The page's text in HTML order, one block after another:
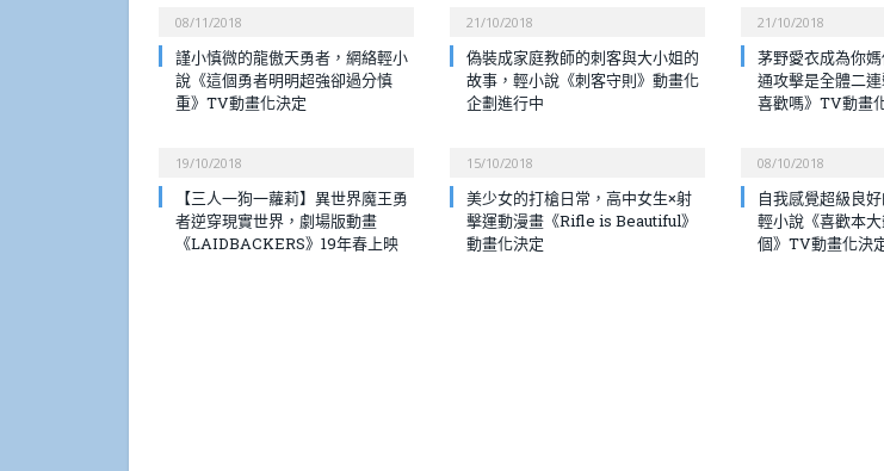
08/11/2018
謹小慎微的龍傲天勇者，網絡輕小
說《這個勇者明明超強卻過分慎
重》TV動畫化決定
21/10/2018
偽裝成家庭教師的刺客與大小姐的
故事，輕小說《刺客守則》動畫化
企劃進行中
21/10/2018
茅野愛衣成為你
通攻擊是全體二
喜歡嗎》TV動畫
19/10/2018
【三人一狗一蘿莉】異世界魔王勇
者逆穿現實世界，劇場版動畫
《LAIDBACKERS》19年春上映
15/10/2018
美少女的打槍日常，高中女生×射
擊運動漫畫《Rifle is Beautiful》
動畫化決定
08/10/2018
自我感覺超級良
輕小說《喜歡本
個》TV動畫化決